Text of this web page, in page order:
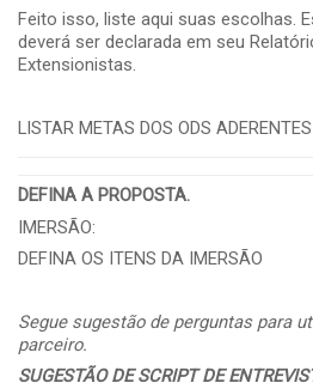
Feito isso, liste aqui suas escolhas.
deverá ser declarada em seu
Extensionistas.
LISTAR METAS DOS ODS
DEFINA A PROPOSTA.
IMERSÃO:
DEFINA OS ITENS DA IMERSÃO
Segue sugestão de perguntas para
parceiro.
SUGESTÃO DE SCRIPT DE